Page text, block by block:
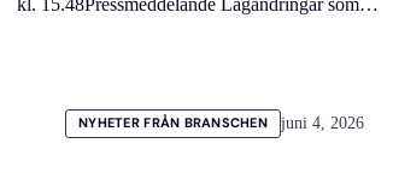
NYHETER FRÅN BRANSCHEN juni 4, 2026